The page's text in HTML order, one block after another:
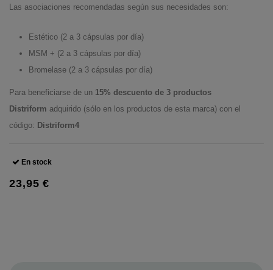
Las asociaciones recomendadas según sus necesidades son:
Estético (2 a 3 cápsulas por día)
MSM + (2 a 3 cápsulas por día)
Bromelase (2 a 3 cápsulas por día)
Para beneficiarse de un 15% descuento de 3 productos
Distriform adquirido (sólo en los productos de esta marca) con el
código: Distriform4
En stock
23,95 €